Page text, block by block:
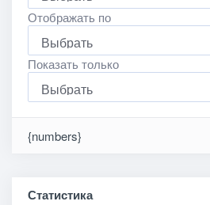
Отображать по
Показать только
{numbers}
Статистика